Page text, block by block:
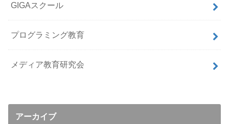
GIGAスクール
プログラミング教育
メディア教育研究会
アーカイブ